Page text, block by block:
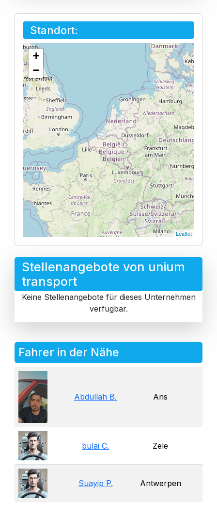
Standort:
+
−
Leaflet
Stellenangebote von unium
transport
Keine Stellenangebote für dieses Unternehmen
verfügbar.
Fahrer in der Nähe
Abdullah B. Ans
bulai C. Zele
Suayip P. Antwerpen